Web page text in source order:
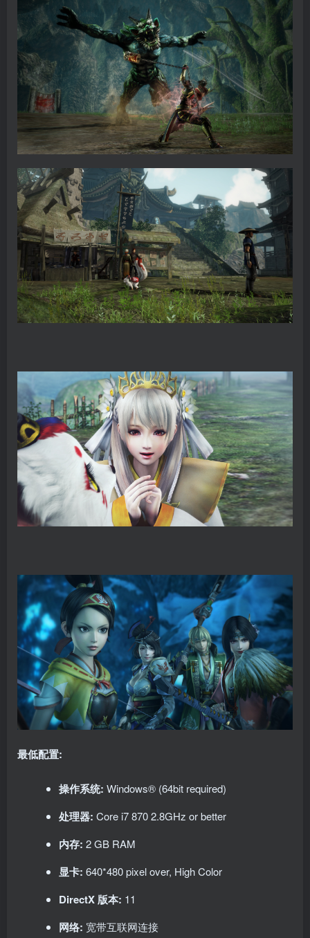
最低配置:
操作系统: Windows® (64bit required)
处理器: Core i7 870 2.8GHz or better
内存: 2 GB RAM
显卡: 640*480 pixel over, High Color
DirectX 版本: 11
网络: 宽带互联网连接